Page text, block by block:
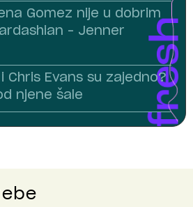
Gomez nije u dobrim
– Jenner
Chris Evans su zajedno?
njene šale